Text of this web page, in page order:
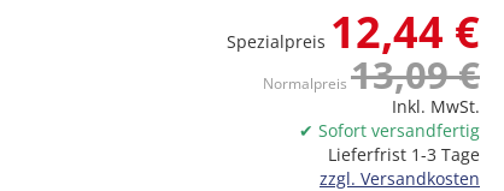
Spezialpreis 12,44 €
Normalpreis 13,09 €
Inkl. MwSt.
✔ Sofort versandfertig
Lieferfrist 1-3 Tage
zzgl. Versandkosten